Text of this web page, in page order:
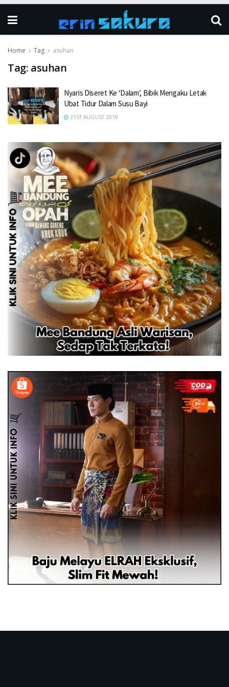
Home Tag asuhan
Tag: asuhan
Nyaris Diseret Ke ‘Dalam’, Bibik Mengaku Letak
Ubat Tidur Dalam Susu Bayi
21ST AUGUST 2019